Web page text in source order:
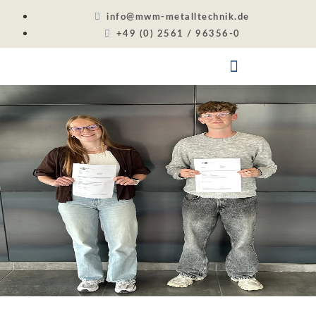
info@mwm-metalltechnik.de
+49 (0) 2561 / 96356-0